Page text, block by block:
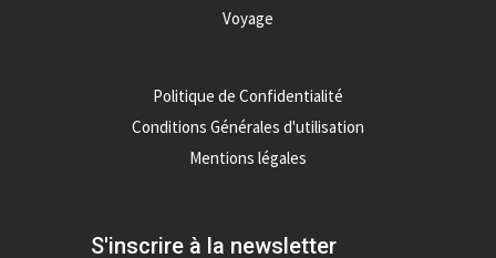
Voyage
Politique de Confidentialité
Conditions Générales d'utilisation
Mentions légales
S'inscrire à la newsletter